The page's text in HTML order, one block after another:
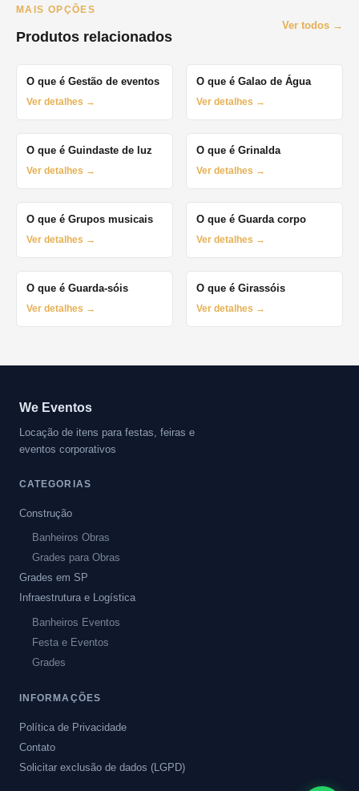
MAIS OPÇÕES
Produtos relacionados
Ver todos →
O que é Gestão de eventos
Ver detalhes →
O que é Galao de Água
Ver detalhes →
O que é Guindaste de luz
Ver detalhes →
O que é Grinalda
Ver detalhes →
O que é Grupos musicais
Ver detalhes →
O que é Guarda corpo
Ver detalhes →
O que é Guarda-sóis
Ver detalhes →
O que é Girassóis
Ver detalhes →
We Eventos
Locação de itens para festas, feiras e
eventos corporativos
CATEGORIAS
Construção
Banheiros Obras
Grades para Obras
Grades em SP
Infraestrutura e Logística
Banheiros Eventos
Festa e Eventos
Grades
INFORMAÇÕES
Política de Privacidade
Contato
Solicitar exclusão de dados (LGPD)